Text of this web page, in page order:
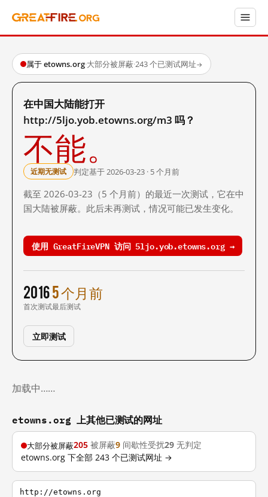
属于 etowns.org·大部分被屏蔽·243 个已测试网址→
在中国大陆能打开
http://5ljo.yob.etowns.org/m3 吗？
不能。
近期无测试 判定基于 2026-03-23 · 5 个月前
截至 2026-03-23（5 个月前）的最近一次测试，它在中
国大陆被屏蔽。此后未再测试，情况可能已发生变化。
使用 GreatFireVPN 访问 5ljo.yob.etowns.org →
2016
首次测试
5 个月前
最后测试
立即测试
加载中……
etowns.org 上其他已测试的网址
大部分被屏蔽205 被屏蔽9 间歇性受扰29 无判定
etowns.org 下全部 243 个已测试网址 →
http://etowns.org